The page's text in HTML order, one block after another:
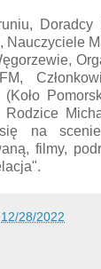
Doradcy
Nauczyciele
Rodzice
na
filmy,
12/28/2022